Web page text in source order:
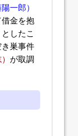
陽一郎）
金を抱
したこ
巣事件
が取調